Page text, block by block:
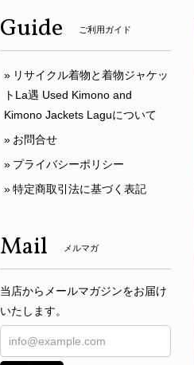
Guide ご利用ガイド
リサイクル着物と着物ジャケッ
トLa遇 Used Kimono and
Kimono Jackets Laguについて
お問合せ
プライバシーポリシー
特定商取引法に基づく表記
Mail メルマガ
当店からメールマガジンをお届け
いたします。